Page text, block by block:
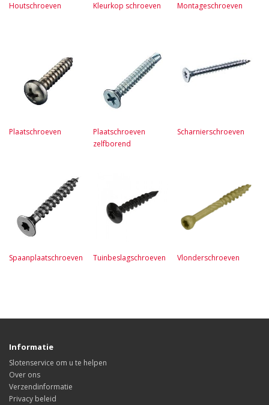
Houtschroeven Kleurkop schroeven Montageschroeven
Plaatschroeven
Plaatschroeven
zelfborend
Scharnierschroeven
Spaanplaatschroeven Tuinbeslagschroeven Vlonderschroeven
Informatie
Slotenservice om u te helpen
Over ons
Verzendinformatie
Privacy beleid